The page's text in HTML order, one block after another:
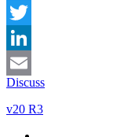
Facebook
Twitter
LinkedIn
Email
Discuss
v20 R3